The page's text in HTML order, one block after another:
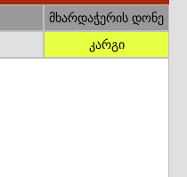
მხარდაჭერის დონე
კარგი